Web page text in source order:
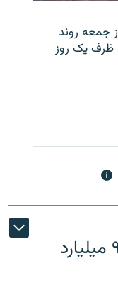
جمعه روند
و ظرف یک روز
بانک مرکزی ایران گم شدن ۹ میلیارد